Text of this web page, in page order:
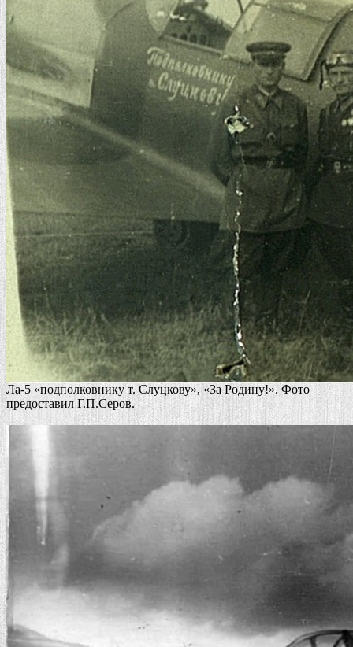
Ла-5 «подполковнику т. Слуцкову», «За Родину!». Фото
предоставил Г.П.Серов.